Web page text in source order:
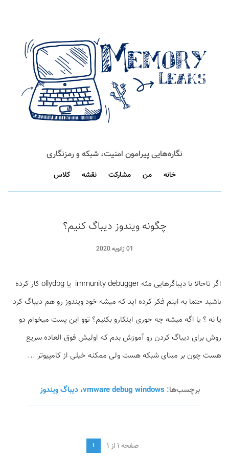
نگاره‌هایی پیرامون امنیت، شبکه و رمزنگاری
خانه من مشارکت نقشه کلاس
چگونه ویندوز دیباگ کنیم؟
01 ژانویه 2020
اگر تاحالا با دیباگرهایی مثه immunity debugger یا ollydbg کار کرده
باشید حتما به اینم فکر کرده اید که میشه خود ویندوز رو هم دیباگ کرد
یا نه ؟ یا اگه میشه چه جوری اینکارو بکنیم؟ توو این پست میخوام دو
روش برای دیباگ کردن رو آموزش بدم که اولیش فوق العاده سریع
هست چون بر مبنای شبکه هست ولی ممکنه خیلی از کامپیوتر ...
برچسب‌ها: vmware debug windows، دیباگ ویندوز
صفحه 1 از 1 1